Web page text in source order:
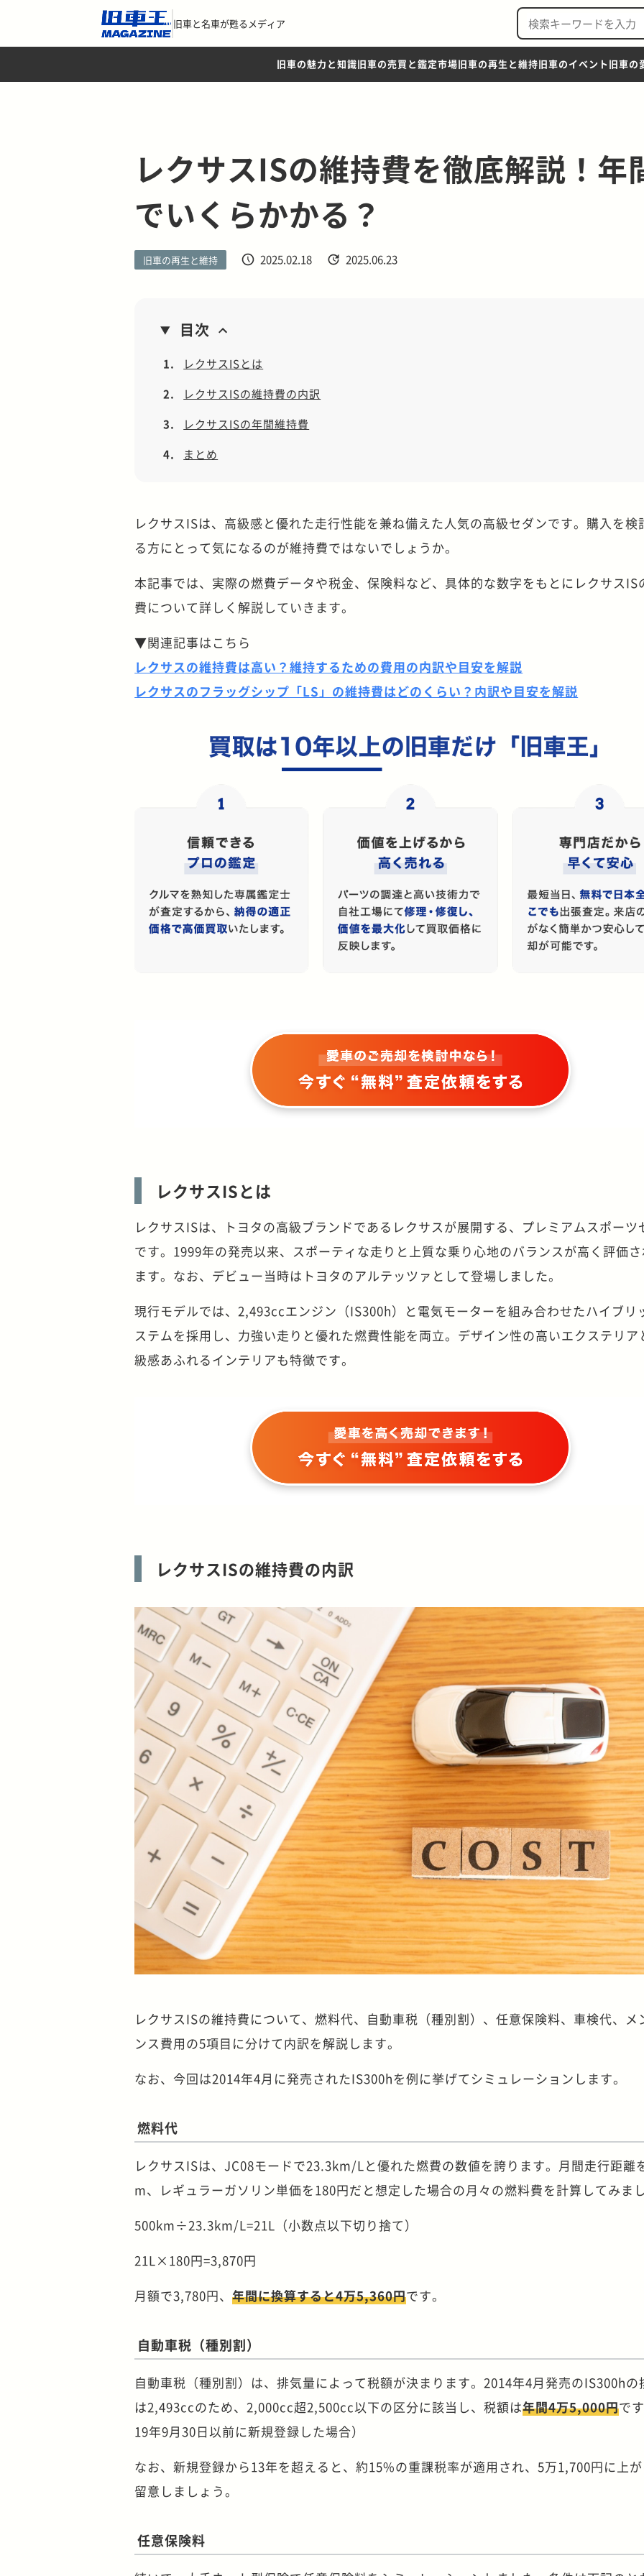
旧車と名車が甦るメディア
旧車の魅力と知識旧車の売買と鑑定市場旧車の再生と維持旧車のイベント 旧車の
レクサスISの維持費を徹底解説！年
でいくらかかる？
旧車の再生と維持 2025.02.18 2025.06.23
目次
1.
レクサスISとは
2.
レクサスISの維持費の内訳
3.
レクサスISの年間維持費
4.
まとめ
レクサスISは、高級感と優れた走行性能を兼ね備えた人気の高級セダンです。購入を検
る方にとって気になるのが維持費ではないでしょうか。
本記事では、実際の燃費データや税金、保険料など、具体的な数字をもとにレクサスIS
費について詳しく解説していきます。
▼関連記事はこちら
レクサスの維持費は高い？維持するための費用の内訳や目安を解説
レクサスのフラッグシップ「LS」の維持費はどのくらい？内訳や目安を解説
レクサスISとは
レクサスISは、トヨタの高級ブランドであるレクサスが展開する、プレミアムスポーツ
です。1999年の発売以来、スポーティな走りと上質な乗り心地のバランスが高く評価
ます。なお、デビュー当時はトヨタのアルテッツァとして登場しました。
現行モデルでは、2,493ccエンジン（IS300h）と電気モーターを組み合わせたハイブリ
ステムを採用し、力強い走りと優れた燃費性能を両立。デザイン性の高いエクステリア
級感あふれるインテリアも特徴です。
レクサスISの維持費の内訳
レクサスISの維持費について、燃料代、自動車税（種別割）、任意保険料、車検代、メ
ンス費用の5項目に分けて内訳を解説します。
なお、今回は2014年4月に発売されたIS300hを例に挙げてシミュレーションします。
燃料代
レクサスISは、JC08モードで23.3km/Lと優れた燃費の数値を誇ります。月間走行距離
m、レギュラーガソリン単価を180円だと想定した場合の月々の燃料費を計算してみまし
500km÷23.3km/L=21L（小数点以下切り捨て）
21L×180円=3,870円
月額で3,780円、年間に換算すると4万5,360円です。
自動車税（種別割）
自動車税（種別割）は、排気量によって税額が決まります。2014年4月発売のIS300hの
は2,493ccのため、2,000cc超2,500cc以下の区分に該当し、税額は年間4万5,000円で
19年9月30日以前に新規登録した場合）
なお、新規登録から13年を超えると、約15%の重課税率が適用され、5万1,700円に上
留意しましょう。
任意保険料